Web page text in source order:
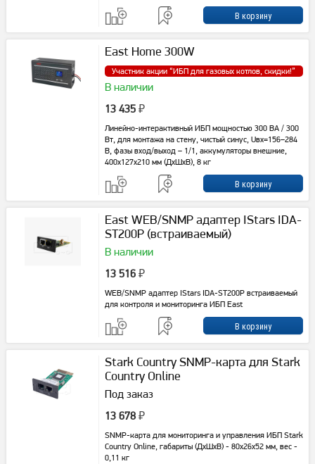
East Home 300W
Участник акции “ИБП для газовых котлов, скидки!”
В наличии
13 435 ₽
Линейно-интерактивный ИБП мощностью 300 ВА / 300
Вт, для монтажа на стену, чистый синус, Uвх=156–284
В, фазы вход/выход – 1/1, аккумуляторы внешние,
400x127x210 мм (ДxШxВ), 8 кг
East WEB/SNMP адаптер IStars IDA-
ST200P (встраиваемый)
В наличии
13 516 ₽
WEB/SNMP адаптер IStars IDA-ST200P встраиваемый
для контроля и мониторинга ИБП East
Stark Country SNMP-карта для Stark
Country Online
Под заказ
13 678 ₽
SNMP-карта для мониторинга и управления ИБП Stark
Country Online, габариты (ДхШхВ) - 80x26x52 мм, вес -
0,11 кг